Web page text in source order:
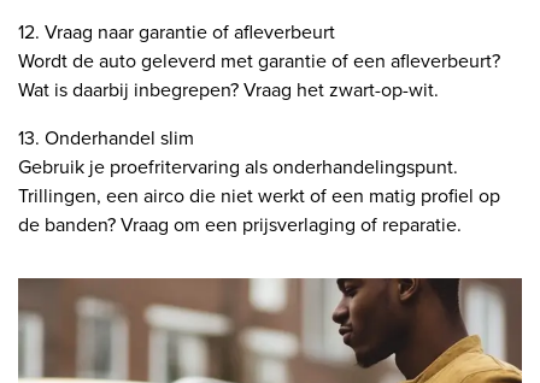
12. Vraag naar garantie of afleverbeurt
Wordt de auto geleverd met garantie of een afleverbeurt?
Wat is daarbij inbegrepen? Vraag het zwart-op-wit.
13. Onderhandel slim
Gebruik je proefritervaring als onderhandelingspunt.
Trillingen, een airco die niet werkt of een matig profiel op
de banden? Vraag om een prijsverlaging of reparatie.